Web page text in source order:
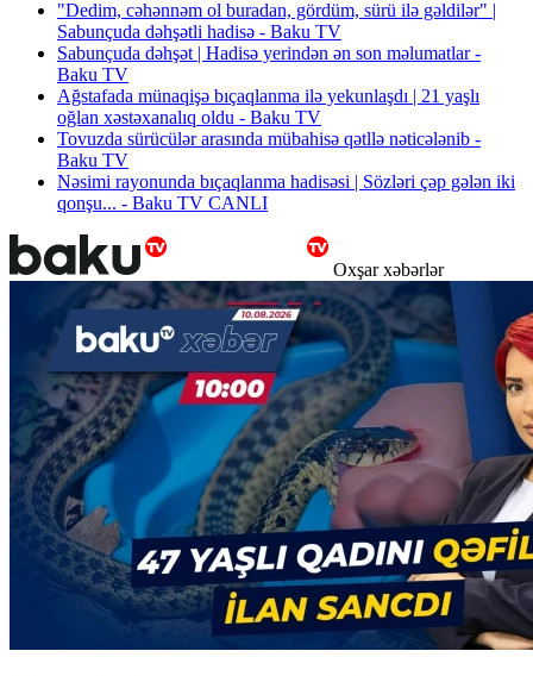
"Dedim, cəhənnəm ol buradan, gördüm, sürü ilə gəldilər" |
Sabunçuda dəhşətli hadisə - Baku TV
Sabunçuda dəhşət | Hadisə yerindən ən son məlumatlar -
Baku TV
Ağstafada münaqişə bıçaqlanma ilə yekunlaşdı | 21 yaşlı
oğlan xəstəxanalıq oldu - Baku TV
Tovuzda sürücülər arasında mübahisə qətllə nəticələnib -
Baku TV
Nəsimi rayonunda bıçaqlanma hadisəsi | Sözləri çəp gələn iki
qonşu... - Baku TV CANLI
Oxşar xəbərlər